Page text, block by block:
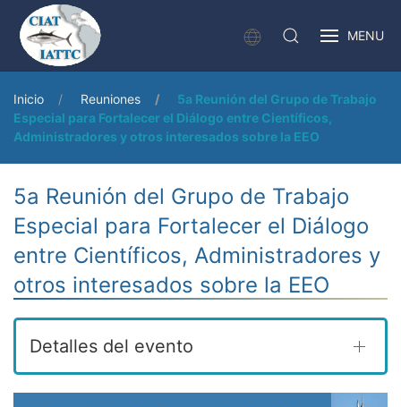
MENU
Inicio Reuniones
5a Reunión del Grupo de Trabajo
Especial para Fortalecer el Diálogo entre Científicos,
Administradores y otros interesados sobre la EEO
5a Reunión del Grupo de Trabajo
Especial para Fortalecer el Diálogo
entre Científicos, Administradores y
otros interesados sobre la EEO
Detalles del evento